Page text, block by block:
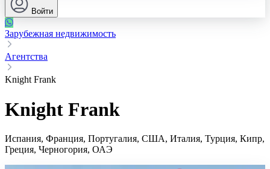
Войти
Зарубежная недвижимость
Агентства
Knight Frank
Knight Frank
Испания, Франция, Португалия, США, Италия, Турция, Кипр,
Греция, Черногория, ОАЭ